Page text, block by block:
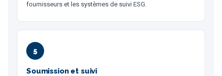
fournisseurs et les systèmes de suivi ESG.
5
Soumission et suivi